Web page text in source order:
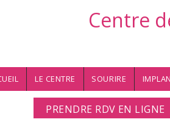
Centre
LE CENTRE SOURIRE
PRENDRE RDV EN LIGNE